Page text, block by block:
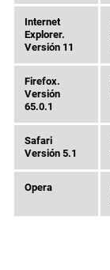
Internet
Explorer.
Versión 11
Firefox.
Versión
65.0.1
Safari
Versión 5.1
Opera